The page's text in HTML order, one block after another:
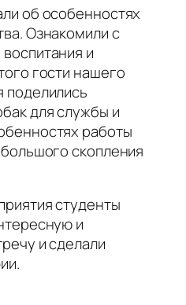
об особенностях
Ознакомили с
и
гости нашего
поделились
для службы и
работы
скопления
студенты
и
и сделали